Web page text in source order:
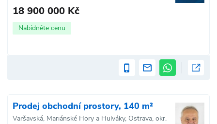
18 900 000 Kč
Nabídněte cenu
Prodej obchodní prostory, 140 m²
Varšavská, Mariánské Hory a Hulváky, Ostrava, okr.